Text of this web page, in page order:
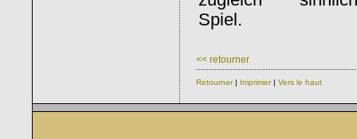
Spiel.
<< retourner
Retourner| Imprimer| Vers le haut